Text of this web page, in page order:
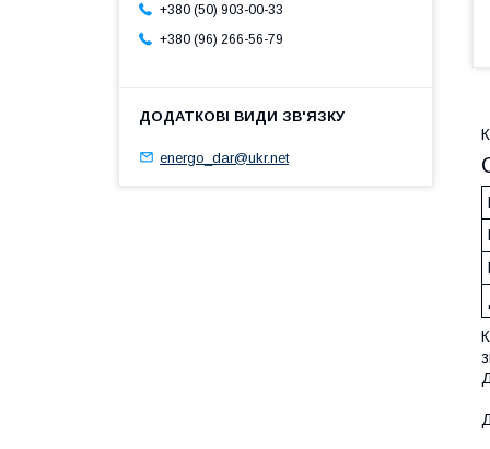
+380 (50) 903-00-33
+380 (96) 266-56-79
energo_dar@ukr.net